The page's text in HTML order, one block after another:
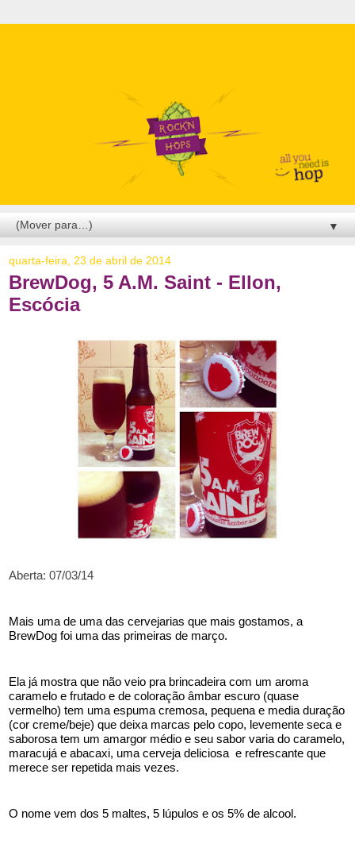
▼
quarta-feira, 23 de abril de 2014
BrewDog, 5 A.M. Saint - Ellon,
Escócia
Aberta: 07/03/14
Mais uma de uma das cervejarias que mais gostamos, a
BrewDog foi uma das primeiras de março.
Ela já mostra que não veio pra brincadeira com um aroma
caramelo e frutado e de coloração âmbar escuro (quase
vermelho) tem uma espuma cremosa, pequena e media duração
(cor creme/beje) que deixa marcas pelo copo, levemente seca e
saborosa tem um amargor médio e seu sabor varia do caramelo,
maracujá e abacaxi, uma cerveja deliciosa  e refrescante que
merece ser repetida mais vezes.
O nome vem dos 5 maltes, 5 lúpulos e os 5% de alcool.